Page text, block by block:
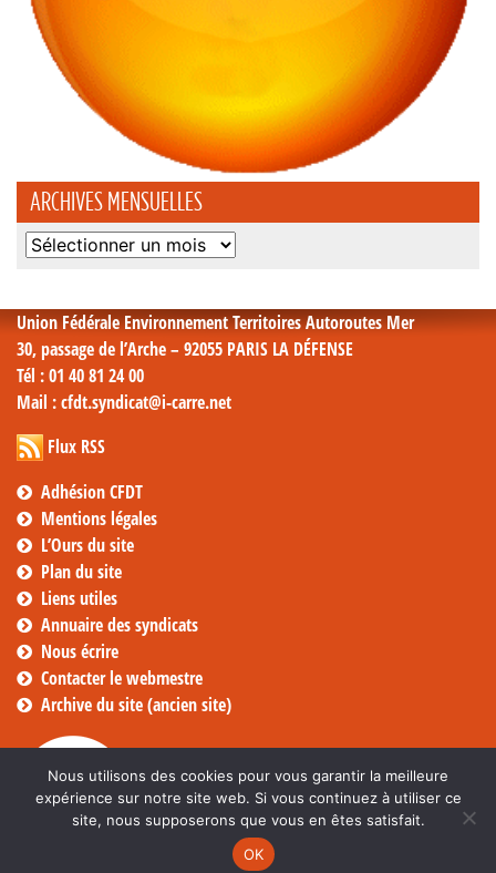
ARCHIVES MENSUELLES
Archives
Union Fédérale Environnement Territoires Autoroutes Mer
30, passage de l’Arche – 92055 PARIS LA DÉFENSE
Tél : 01 40 81 24 00
Mail : cfdt.syndicat@i-carre.net
Flux RSS
Adhésion CFDT
Mentions légales
L’Ours du site
Plan du site
Liens utiles
Annuaire des syndicats
Nous écrire
Contacter le webmestre
Archive du site (ancien site)
Nous utilisons des cookies pour vous garantir la meilleure
expérience sur notre site web. Si vous continuez à utiliser ce
site, nous supposerons que vous en êtes satisfait.
OK